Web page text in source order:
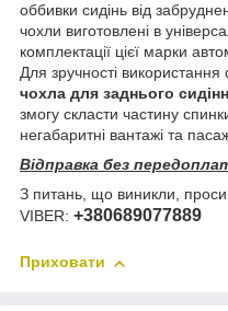
оббивки сидінь від
чохли виготовлені в
комплектації цієї марки
Для зручності
чохла для заднього
змогу скласти частину
негабаритні вантажі та
Відправка без
З питань, що виникли,
VIBER: +380689077889
Приховати